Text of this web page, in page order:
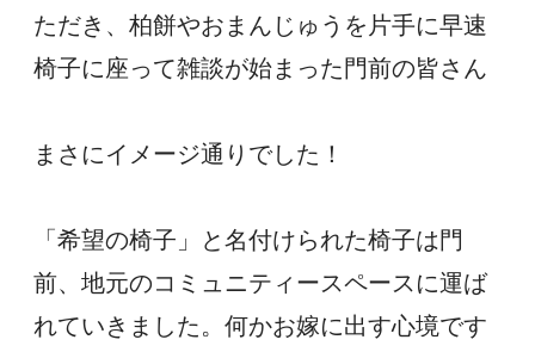
ただき、柏餅やおまんじゅうを片手に早速
椅子に座って雑談が始まった門前の皆さん
まさにイメージ通りでした！
「希望の椅子」と名付けられた椅子は門
前、地元のコミュニティースペースに運ば
れていきました。何かお嫁に出す心境です